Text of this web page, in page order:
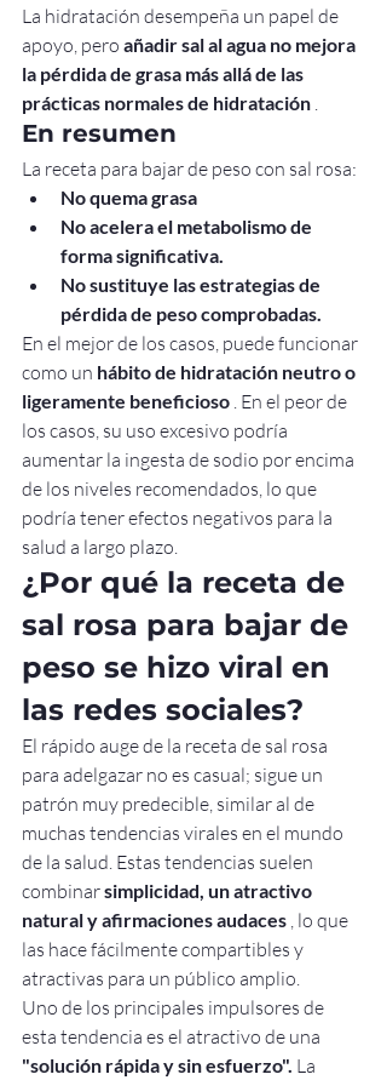
La hidratación desempeña un papel de
apoyo, pero añadir sal al agua no mejora
la pérdida de grasa más allá de las
prácticas normales de hidratación
En resumen
La receta para bajar de peso con sal rosa:
No quema grasa
No acelera el metabolismo de
forma significativa.
No sustituye las estrategias de
pérdida de peso comprobadas.
En el mejor de los casos, puede funcionar
como un hábito de hidratación neutro o
ligeramente beneficioso . En el peor de
los casos, su uso excesivo podría
aumentar la ingesta de sodio por encima
de los niveles recomendados, lo que
podría tener efectos negativos para la
salud a largo plazo.
¿Por qué la receta de
sal rosa para bajar de
peso se hizo viral en
las redes sociales?
El rápido auge de la receta de sal rosa
para adelgazar no es casual; sigue un
patrón muy predecible, similar al de
muchas tendencias virales en el mundo
de la salud. Estas tendencias suelen
combinar simplicidad, un atractivo
natural y afirmaciones audaces , lo que
las hace fácilmente compartibles y
atractivas para un público amplio.
Uno de los principales impulsores de
esta tendencia es el atractivo de una
"solución rápida y sin esfuerzo". La